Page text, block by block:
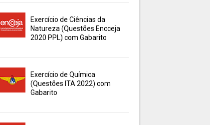
Exercício de Ciências da
Natureza (Questões Encceja
2020 PPL) com Gabarito
Exercício de Química
(Questões ITA 2022) com
Gabarito